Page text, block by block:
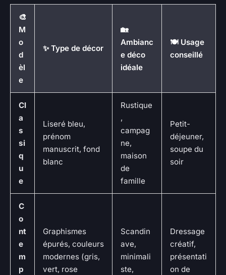
🎨
M
o
d
èl
e
✨ Type de décor
🏡
Ambianc
e déco
idéale
🍽️ Usage
conseillé
Cl
a
s
si
q
u
e
Liseré bleu,
prénom
manuscrit, fond
blanc
Rustique
,
campag
ne,
maison
de
famille
Petit-
déjeuner,
soupe du
soir
C
o
nt
e
m
p
Graphismes
épurés, couleurs
modernes (gris,
vert, rose
Scandin
ave,
minimali
ste,
Dressage
créatif,
présentati
on de